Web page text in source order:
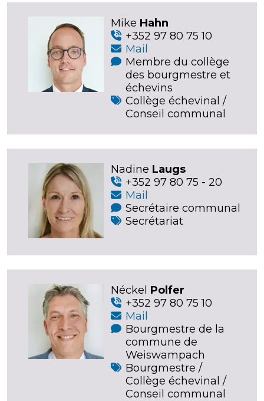
Mike Hahn
+352 97 80 75 10
Mail
Membre du collège
des bourgmestre et
échevins
Collège échevinal /
Conseil communal
Nadine Laugs
+352 97 80 75 - 20
Mail
Secrétaire communal
Secrétariat
Néckel Polfer
+352 97 80 75 10
Mail
Bourgmestre de la
commune de
Weiswampach
Bourgmestre /
Collège échevinal /
Conseil communal